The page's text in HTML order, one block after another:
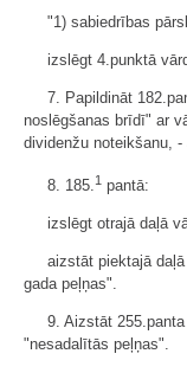
"1) sabiedrības
izslēgt 4.punktā
7. Papildināt
noslēgšanas brīdī" ar
dividenžu noteikšanu, -
8. 185.1 pantā:
izslēgt otrajā daļā
aizstāt piektajā
gada peļņas".
9. Aizstāt
"nesadalītās peļņas".